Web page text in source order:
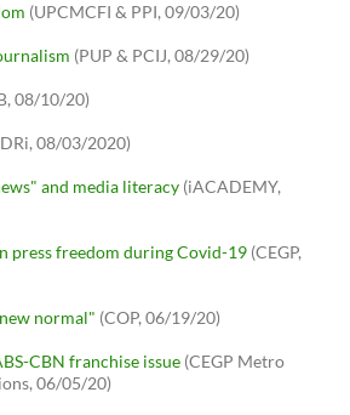
(UPCMCFI & PPI, 09/03/20)
(PUP & PCIJ, 08/29/20)
08/10/20)
08/03/2020)
and media literacy (iACADEMY,
press freedom during Covid-19 (CEGP,
normal" (COP, 06/19/20)
CBN franchise issue (CEGP Metro
06/05/20)